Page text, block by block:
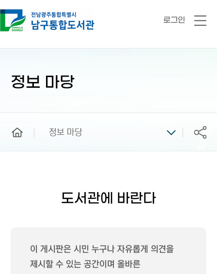
로그인
전
정보 마당
정보 마당 공유
도서관에 바란다
이 게시판은 시민 누구나 자유롭게 의견을
제시할 수 있는 공간이며 올바른